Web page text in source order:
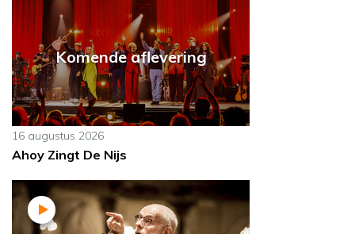
Komende aflevering
16 augustus 2026
Ahoy Zingt De Nijs